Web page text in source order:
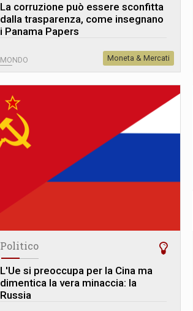
La corruzione può essere sconfitta
dalla trasparenza, come insegnano
i Panama Papers
MONDO Moneta & Mercati
Politico
L'Ue si preoccupa per la Cina ma
dimentica la vera minaccia: la
Russia